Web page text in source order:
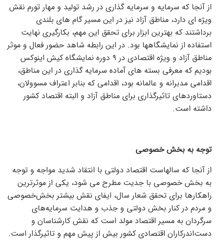
از آنجا که سرمایه و سرمایه گذاری در رشد تولید و مهار تورم نقش
ویژه ای دارد، مناطق آزاد نیز در این مسیر گام های بلندی
برداشتند که بهترین ابزار برای تحقق این مهم، بکارگیری نهایت
استفاده از نمایشگاهها بود. در این رابطه شاهد حضور فعال و موثر
مناطق آزاد و ويژه اقتصادی در ۹ دوره نمایشگاه کیش اینوکس
بودیم که معرفی بسته های آماده سرمایه گذاری در این مناطق،
اقدامی مدبرانه و عالمانه بود، اقدامی که بنابر اعتراف مسوولان،
دستاوردهای تاثیرگذاری برای مناطق آزاد و البته اقتصاد کشور
داشته است.
توجه به بخش خصوصی
از آنجا که سالهاست اقتصاد دولتی با انتقاد شدید مواجه و توجه
به بخش خصوصی با جدیت مطرح می شود، یکی از موثرترین
راهکارها برای تحقق شعار سال، ایفای نقش بیشتر بخش‌خصوصی
و مردم در کنار بخش دولتی و جذب و هدایت سرمایه‌های
سرگردان به مسیر اقتصاد مولد است که نقش کارشناسان و
دست‌‌‌‌‌‌‌‌‌‌اندرکاران اقتصادی کشور بیش از پیش مهم و تاثیرگذار است.